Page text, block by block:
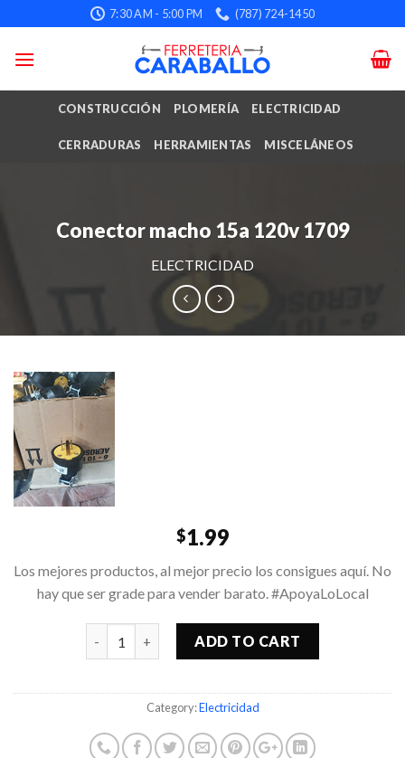
to
content
7:30 AM - 5:00 PM (787) 724-1450
CONSTRUCCIÓN PLOMERÍA ELECTRICIDAD
CERRADURAS HERRAMIENTAS MISCELÁNEOS
Conector macho 15a 120v 1709
ELECTRICIDAD
$1.99
Los mejores productos, al mejor precio los consigues aquí. No
hay que ser grade para vender barato. #ApoyaLoLocal
ADD TO CART
Category:Electricidad